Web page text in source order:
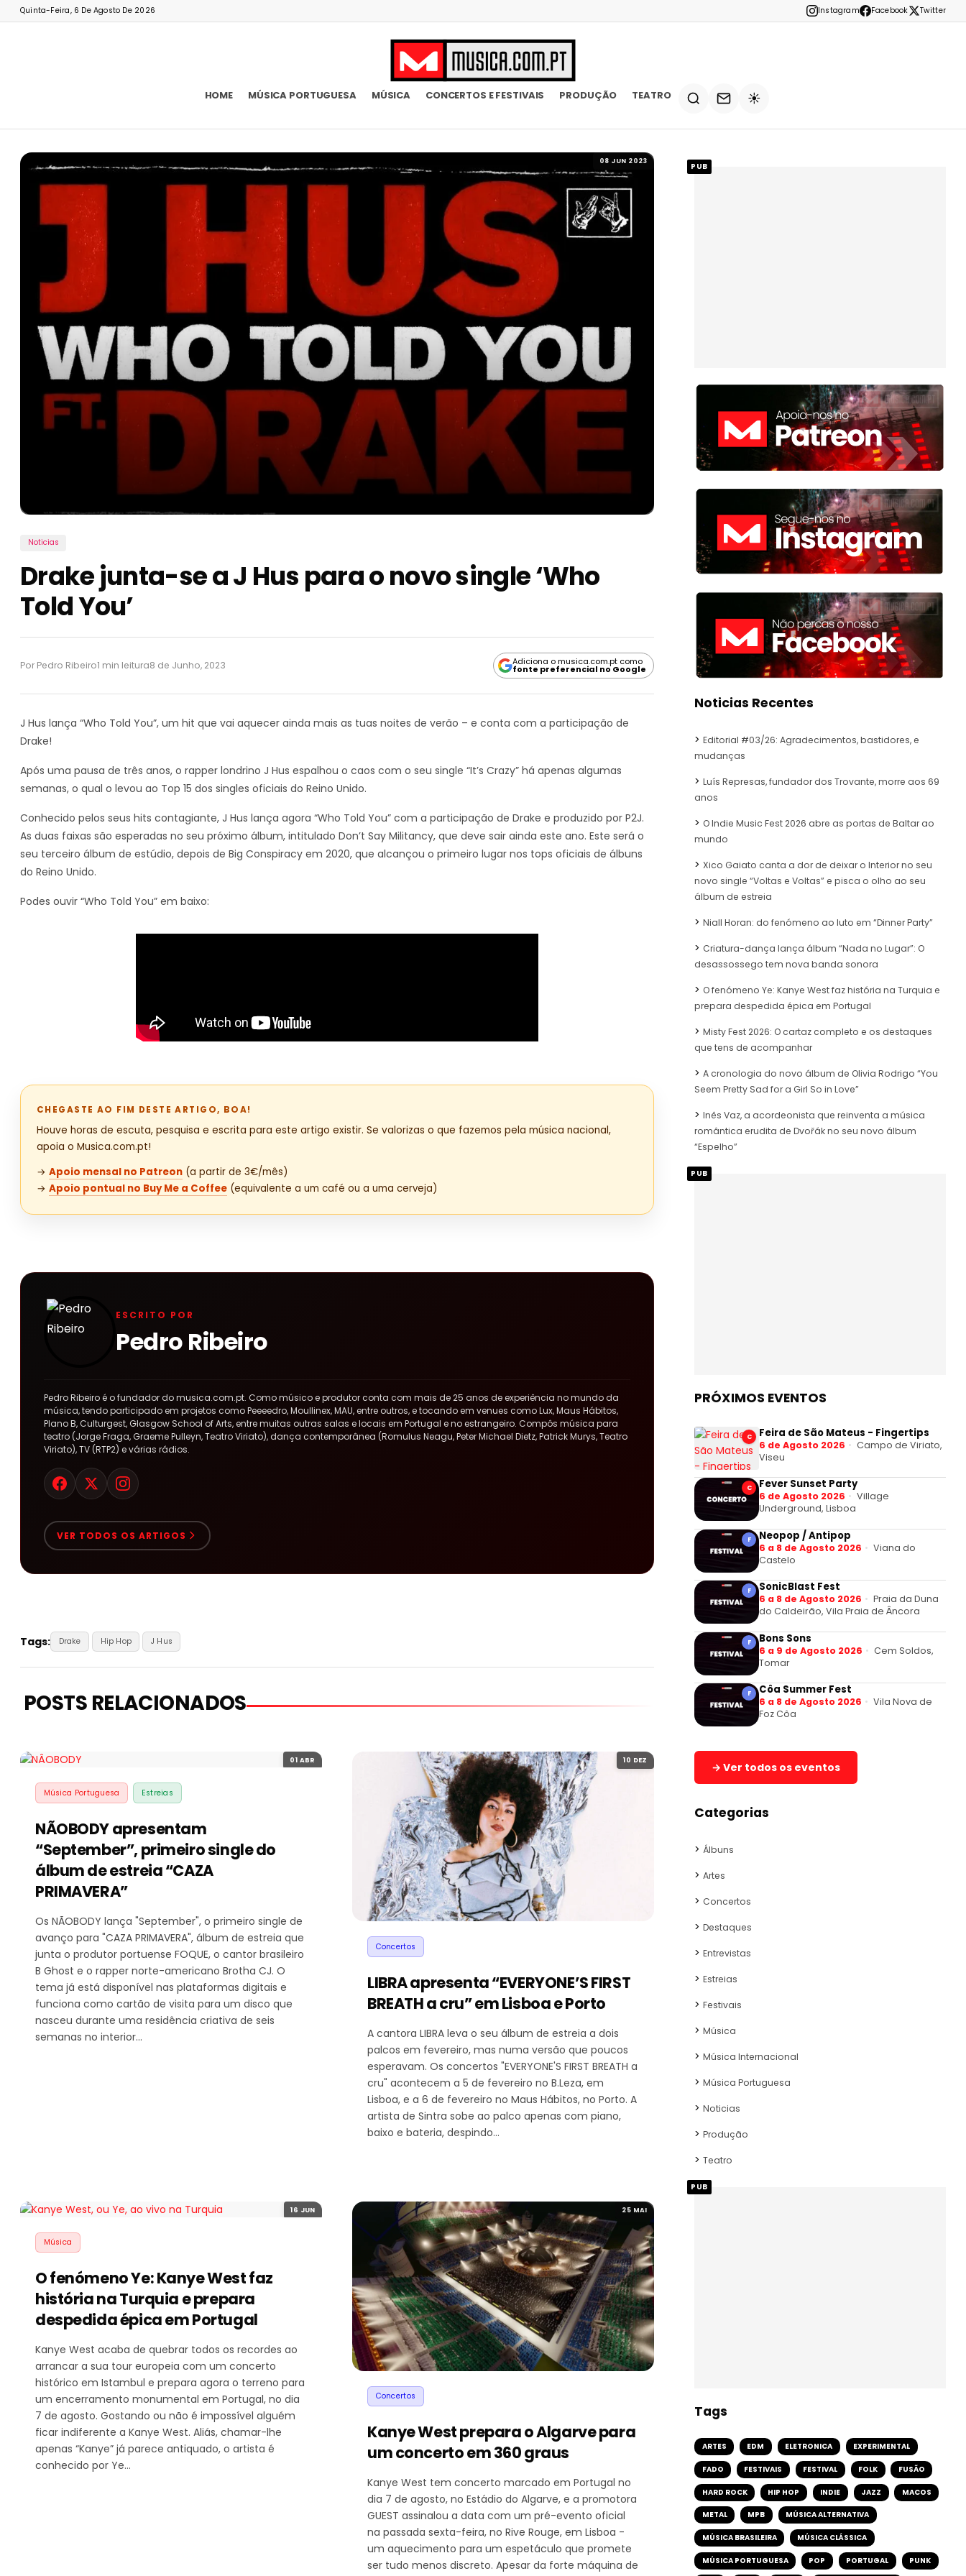
Quinta-Feira, 6 De Agosto De 2026 Instagram Facebook Twitter
HOME MÚSICA PORTUGUESA MÚSICA CONCERTOS E FESTIVAIS PRODUÇÃO TEATRO ☀️
08 JUN 2023
Noticias
Drake junta-se a J Hus para o novo single ‘Who
Told You’
Por Pedro Ribeiro1 min leitura8 de Junho, 2023 Adiciona o musica.com.pt como
fonte preferencial no Google
J Hus lança “Who Told You”, um hit que vai aquecer ainda mais as tuas noites de verão – e conta com a participação de
Drake!
Após uma pausa de três anos, o rapper londrino J Hus espalhou o caos com o seu single “It’s Crazy” há apenas algumas
semanas, o qual o levou ao Top 15 dos singles oficiais do Reino Unido.
Conhecido pelos seus hits contagiante, J Hus lança agora “Who Told You” com a participação de Drake e produzido por P2J.
As duas faixas são esperadas no seu próximo álbum, intitulado Don’t Say Militancy, que deve sair ainda este ano. Este será o
seu terceiro álbum de estúdio, depois de Big Conspiracy em 2020, que alcançou o primeiro lugar nos tops oficiais de álbuns
do Reino Unido.
Podes ouvir “Who Told You” em baixo:
CHEGASTE AO FIM DESTE ARTIGO, BOA!
Houve horas de escuta, pesquisa e escrita para este artigo existir. Se valorizas o que fazemos pela música nacional,
apoia o Musica.com.pt!
→ Apoio mensal no Patreon (a partir de 3€/mês)
→ Apoio pontual no Buy Me a Coffee (equivalente a um café ou a uma cerveja)
ESCRITO POR
Pedro Ribeiro
Pedro Ribeiro é o fundador do musica.com.pt. Como músico e produtor conta com mais de 25 anos de experiência no mundo da
música, tendo participado em projetos como Peeeedro, Moullinex, MAU, entre outros, e tocando em venues como Lux, Maus Hábitos,
Plano B, Culturgest, Glasgow School of Arts, entre muitas outras salas e locais em Portugal e no estrangeiro. Compôs música para
teatro (Jorge Fraga, Graeme Pulleyn, Teatro Viriato), dança contemporânea (Romulus Neagu, Peter Michael Dietz, Patrick Murys, Teatro
Viriato), TV (RTP2) e várias rádios.
VER TODOS OS ARTIGOS
Tags: Drake Hip Hop J Hus
POSTS RELACIONADOS
01 ABR
Música Portuguesa Estreias
NÃOBODY apresentam
“September”, primeiro single do
álbum de estreia “CAZA
PRIMAVERA”
Os NÃOBODY lança "September", o primeiro single de
avanço para "CAZA PRIMAVERA", álbum de estreia que
junta o produtor portuense FOQUE, o cantor brasileiro
B Ghost e o rapper norte-americano Brotha CJ. O
tema já está disponível nas plataformas digitais e
funciona como cartão de visita para um disco que
nasceu durante uma residência criativa de seis
semanas no interior…
10 DEZ
Concertos
LIBRA apresenta “EVERYONE’S FIRST
BREATH a cru” em Lisboa e Porto
A cantora LIBRA leva o seu álbum de estreia a dois
palcos em fevereiro, mas numa versão que poucos
esperavam. Os concertos "EVERYONE'S FIRST BREATH a
cru" acontecem a 5 de fevereiro no B.Leza, em
Lisboa, e a 6 de fevereiro no Maus Hábitos, no Porto. A
artista de Sintra sobe ao palco apenas com piano,
baixo e bateria, despindo…
16 JUN
Música
O fenómeno Ye: Kanye West faz
história na Turquia e prepara
despedida épica em Portugal
Kanye West acaba de quebrar todos os recordes ao
arrancar a sua tour europeia com um concerto
histórico em Istambul e prepara agora o terreno para
um encerramento monumental em Portugal, no dia
7 de agosto. Gostando ou não é impossível alguém
ficar indiferente a Kanye West. Aliás, chamar-lhe
apenas “Kanye” já parece antiquado, o artista é
conhecido por Ye…
25 MAI
Concertos
Kanye West prepara o Algarve para
um concerto em 360 graus
Kanye West tem concerto marcado em Portugal no
dia 7 de agosto, no Estádio do Algarve, e a promotora
GUEST assinalou a data com um pré-evento oficial
na passada sexta-feira, no Rive Rouge, em Lisboa -
um aquecimento para um espetáculo que promete
ser tudo menos discreto. Apesar da forte máquina de
PUB
Noticias Recentes
Editorial #03/26: Agradecimentos, bastidores, e
mudanças
Luís Represas, fundador dos Trovante, morre aos 69
anos
O Indie Music Fest 2026 abre as portas de Baltar ao
mundo
Xico Gaiato canta a dor de deixar o Interior no seu
novo single “Voltas e Voltas” e pisca o olho ao seu
álbum de estreia
Niall Horan: do fenómeno ao luto em “Dinner Party”
Criatura-dança lança álbum “Nada no Lugar”: O
desassossego tem nova banda sonora
O fenómeno Ye: Kanye West faz história na Turquia e
prepara despedida épica em Portugal
Misty Fest 2026: O cartaz completo e os destaques
que tens de acompanhar
A cronologia do novo álbum de Olivia Rodrigo “You
Seem Pretty Sad for a Girl So in Love”
Inês Vaz, a acordeonista que reinventa a música
romântica erudita de Dvořák no seu novo álbum
“Espelho”
PUB
PRÓXIMOS EVENTOS
C Feira de São Mateus - Fingertips
6 de Agosto 2026
Campo de Viriato,
Viseu
C Fever Sunset Party
6 de Agosto 2026
Village
Underground, Lisboa
F Neopop / Antipop
6 a 8 de Agosto 2026
Viana do
Castelo
F SonicBlast Fest
6 a 8 de Agosto 2026
Praia da Duna
do Caldeirão, Vila Praia de Âncora
F Bons Sons
6 a 9 de Agosto 2026
Cem Soldos,
Tomar
F Côa Summer Fest
6 a 8 de Agosto 2026
Vila Nova de
Foz Côa
→ Ver todos os eventos
Categorias
Álbuns
Artes
Concertos
Destaques
Entrevistas
Estreias
Festivais
Música
Música Internacional
Música Portuguesa
Noticias
Produção
Teatro
PUB
Tags
ARTES EDM ELETRONICA EXPERIMENTAL
FADO FESTIVAIS FESTIVAL FOLK FUSÃO
HARD ROCK HIP HOP INDIE JAZZ MACOS
METAL MPB MÚSICA ALTERNATIVA
MÚSICA BRASILEIRA MÚSICA CLÁSSICA
MÚSICA PORTUGUESA POP PORTUGAL PUNK